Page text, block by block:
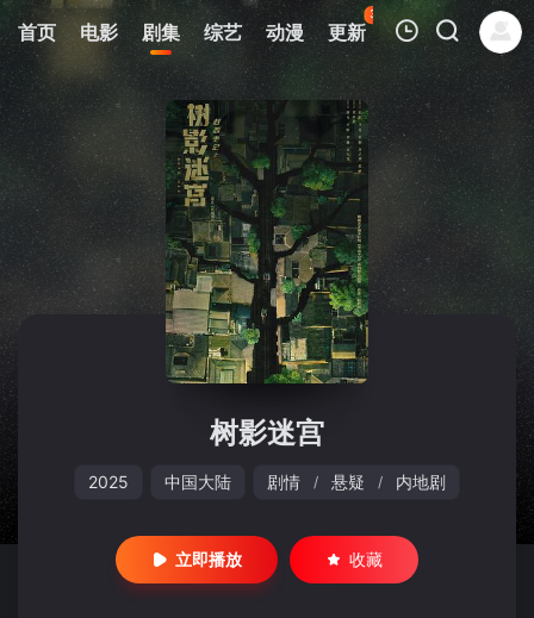
首页 电影 剧集 综艺 动漫 更新
37
热榜 APP
我的观影记录
暂无观看影片的记录
树影迷宫
2025 中国大陆 剧情 / 悬疑 / 内地剧
立即播放 收藏